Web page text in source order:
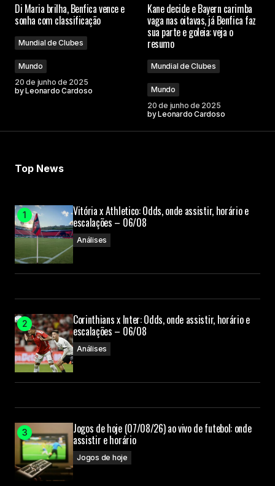
Di Maria brilha, Benfica vence e
sonha com classificação
Mundial de Clubes
Mundo
20 de junho de 2025
byLeonardo Cardoso
Kane decide e Bayern carimba
vaga nas oitavas, já Benfica faz
sua parte e goleia: veja o
resumo
Mundial de Clubes
Mundo
20 de junho de 2025
byLeonardo Cardoso
Top News
Vitória x Athletico: Odds, onde assistir, horário e
escalações – 06/08
Análises
Corinthians x Inter: Odds, onde assistir, horário e
escalações – 06/08
Análises
Jogos de hoje (07/08/26) ao vivo de futebol: onde
assistir e horário
Jogos de hoje